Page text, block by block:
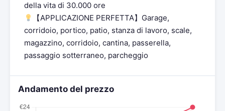
della vita di 30.000 ore
【APPLICAZIONE PERFETTA】Garage,
corridoio, portico, patio, stanza di lavoro, scale,
magazzino, corridoio, cantina, passerella,
passaggio sotterraneo, parcheggio
Andamento del prezzo